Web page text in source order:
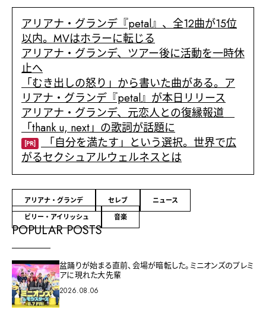
アリアナ・グランデ『petal』、全12曲が15位
以内。MVはホラーに転じる
アリアナ・グランデ、ツアー後に活動を一時休
止へ
「むき出しの怒り」から書いた曲がある。ア
リアナ・グランデ『petal』が本日リリース
アリアナ・グランデ、元恋人との復縁報道
「thank u, next」の歌詞が話題に
[PR]
「自分を満たす」という選択。世界で広
がるセクシュアルウェルネスとは
アリアナ・グランデ セレブ
ニュース
ビリー・アイリッシュ
音楽
POPULAR POSTS
盆踊りが始まる直前、会場が暗転した。ミニオンズのプレミ
アに現れた大先輩
2026.08.06